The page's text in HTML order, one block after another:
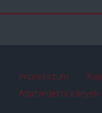
Impresszum
Adatvédelmi irányelv